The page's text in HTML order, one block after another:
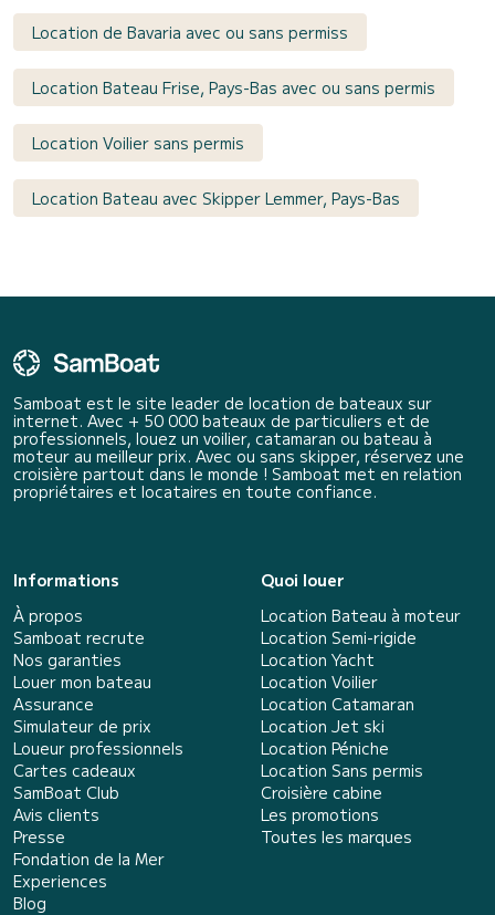
Location de Bavaria avec ou sans permiss
Location Bateau Frise, Pays-Bas avec ou sans permis
Location Voilier sans permis
Location Bateau avec Skipper Lemmer, Pays-Bas
Samboat est le site leader de location de bateaux sur
internet. Avec + 50 000 bateaux de particuliers et de
professionnels, louez un voilier, catamaran ou bateau à
moteur au meilleur prix. Avec ou sans skipper, réservez une
croisière partout dans le monde ! Samboat met en relation
propriétaires et locataires en toute confiance.
Informations
À propos
Samboat recrute
Nos garanties
Louer mon bateau
Assurance
Simulateur de prix
Loueur professionnels
Cartes cadeaux
SamBoat Club
Avis clients
Presse
Fondation de la Mer
Experiences
Blog
Quoi louer
Location Bateau à moteur
Location Semi-rigide
Location Yacht
Location Voilier
Location Catamaran
Location Jet ski
Location Péniche
Location Sans permis
Croisière cabine
Les promotions
Toutes les marques